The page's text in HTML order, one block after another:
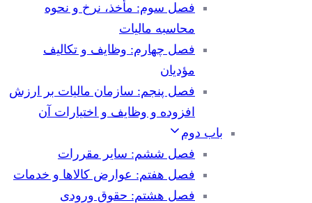
فصل سوم: مأخذ، نرخ و نحوه
محاسبه مالیات
فصل چهارم: وظایف و تکالیف
مؤدیان
فصل پنجم: سازمان مالیات بر ارزش
افزوده و وظایف و اختیارات آن
باب دوم
فصل ششم: سایر مقررات
فصل هفتم: عوارض کالاها و خدمات
فصل هشتم: حقوق ورودی